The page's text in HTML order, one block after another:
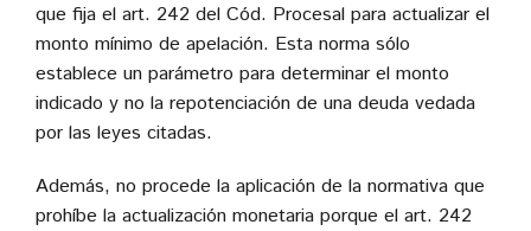
que fija el art. 242 del Cód. Procesal para actualizar el
monto mínimo de apelación. Esta norma sólo
establece un parámetro para determinar el monto
indicado y no la repotenciación de una deuda vedada
por las leyes citadas.
Además, no procede la aplicación de la normativa que
prohíbe la actualización monetaria porque el art. 242